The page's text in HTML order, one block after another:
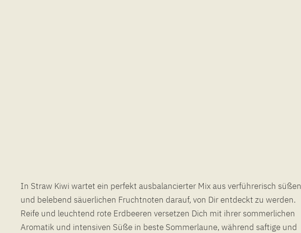
In Straw Kiwi wartet ein perfekt ausbalancierter Mix aus verführerisch süßen
und belebend säuerlichen Fruchtnoten darauf, von Dir entdeckt zu werden.
Reife und leuchtend rote Erdbeeren versetzen Dich mit ihrer sommerlichen
Aromatik und intensiven Süße in beste Sommerlaune, während saftige und
dezenter Frischehauch, der sich insbesondere in der Ausatmung bemerkbar
macht und Dir eine angenehme und nicht zu aufdringliche Abkühlung
verschafft. Mit Straw Kiwi kommst Du gut gelaunt und energiegeladen durch